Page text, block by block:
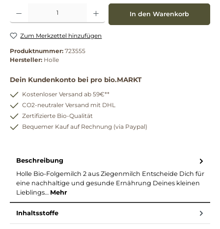
Produkt Anzahl: Gib den gewünschten Wert ein oder benutze die Schaltflächen um
In den Warenkorb
Zum Merkzettel hinzufügen
Produktnummer: 723555
Hersteller: Holle
Dein Kundenkonto bei pro bio.MARKT
Kostenloser Versand ab 59€**
CO2-neutraler Versand mit DHL
Zertifizierte Bio-Qualität
Bequemer Kauf auf Rechnung (via Paypal)
Beschreibung
Holle Bio-Folgemilch 2 aus Ziegenmilch Entscheide Dich für
eine nachhaltige und gesunde Ernährung Deines kleinen
Lieblings… Mehr
Inhaltsstoffe